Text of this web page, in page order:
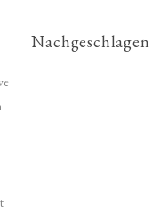
Nachgeschlagen